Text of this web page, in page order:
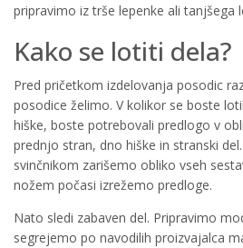
pripravimo iz trše lepenke ali tanjšega
Kako se lotiti dela?
Pred pričetkom izdelovanja posodic
posodice želimo. V kolikor se boste
hiške, boste potrebovali predlogo v
prednjo stran, dno hiške in stranski
svinčnikom zarišemo obliko vseh
nožem počasi izrežemo predloge.
Nato sledi zabaven del. Pripravimo
segrejemo po navodilih proizvajalca